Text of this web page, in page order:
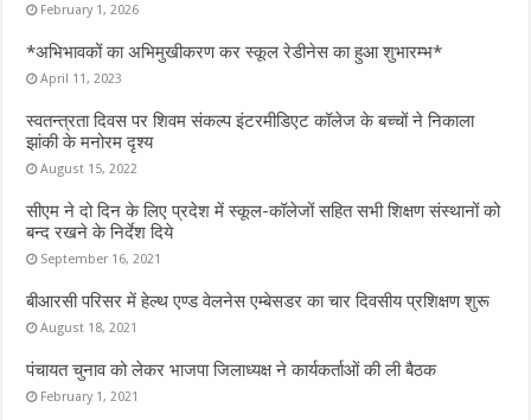
February 1, 2026
*अभिभावकों का अभिमुखीकरण कर स्कूल रेडीनेस का हुआ शुभारम्भ*
April 11, 2023
स्वतन्त्रता दिवस पर शिवम संकल्प इंटरमीडिएट कॉलेज के बच्चों ने निकाला
झांकी के मनोरम दृश्य
August 15, 2022
सीएम ने दो दिन के लिए प्रदेश में स्कूल-कॉलेजों सहित सभी शिक्षण संस्थानों को
बन्द रखने के निर्देश दिये
September 16, 2021
बीआरसी परिसर में हेल्थ एण्ड वेलनेस एम्बेसडर का चार दिवसीय प्रशिक्षण शुरू
August 18, 2021
पंचायत चुनाव को लेकर भाजपा जिलाध्यक्ष ने कार्यकर्ताओं की ली बैठक
February 1, 2021